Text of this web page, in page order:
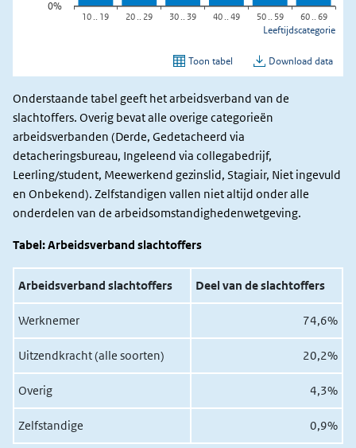
Onderstaande tabel geeft het arbeidsverband van de
slachtoffers. Overig bevat alle overige categorieën
arbeidsverbanden (Derde, Gedetacheerd via
detacheringsbureau, Ingeleend via collegabedrijf,
Leerling/student, Meewerkend gezinslid, Stagiair, Niet ingevuld
en Onbekend). Zelfstandigen vallen niet altijd onder alle
onderdelen van de arbeidsomstandighedenwetgeving.
Tabel: Arbeidsverband slachtoffers
Arbeidsverband slachtoffers Deel van de slachtoffers
Werknemer 74,6%
Uitzendkracht (alle soorten) 20,2%
Overig 4,3%
Zelfstandige 0,9%